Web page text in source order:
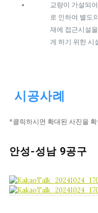
교량이 가설되
로 인하여 별도
재에 접근시설
게 하기 위한 시
시공사례
*클릭하시면 확대된 사진을
안성-성남 9공구